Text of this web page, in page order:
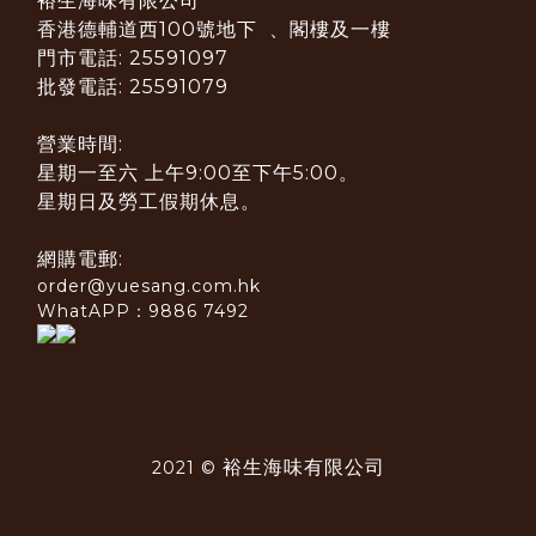
香港德輔道西100號地下 、閣樓及一樓
門市電話: 25591097
批發電話: 25591079
營業時間:
星期一至六 上午9:00至下午5:00。
星期日及勞工假期休息。
網購電郵:
order@yuesang.com.hk
WhatAPP：9886 7492
2021 © 裕生海味有限公司